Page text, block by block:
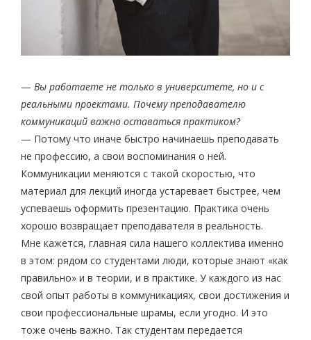
— Вы работаете не только в университете, но и с
реальными проектами. Почему преподавателю
коммуникаций важно оставаться практиком?
— Потому что иначе быстро начинаешь преподавать
не профессию, а свои воспоминания о ней.
Коммуникации меняются с такой скоростью, что
материал для лекций иногда устаревает быстрее, чем
успеваешь оформить презентацию. Практика очень
хорошо возвращает преподавателя в реальность.
Мне кажется, главная сила нашего коллектива именно
в этом: рядом со студентами люди, которые знают «как
правильно» и в теории, и в практике. У каждого из нас
свой опыт работы в коммуникациях, свои достижения и
свои профессиональные шрамы, если угодно. И это
тоже очень важно. Так студентам передается